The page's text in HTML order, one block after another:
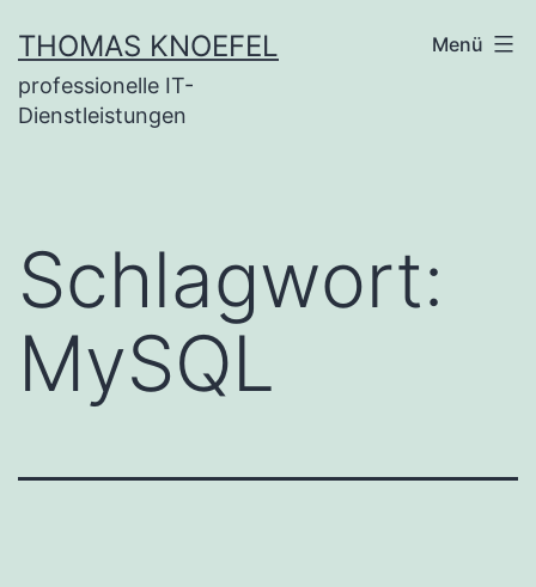
Inhalt
springen
THOMAS KNOEFEL
professionelle IT-
Dienstleistungen
Menü
Schlagwort:
MySQL